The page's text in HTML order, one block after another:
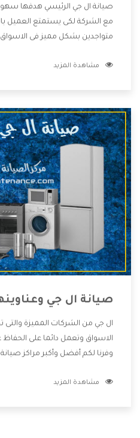
صيانة ال جي الرئيسي هدفها
مع الشركة لكى يستمتع العميل
متواجدين بشكل مميز فى
الشركة بها والتى تكون منها خدمة
الأسعار التى تكون مناسبة لكثير
مشاهدة المزيد
صيانة ال جي
ال جي من الشركات المميزة
الاسواق وتعمل دائما على
وفرنا لكم أفضل وأكبر مراكز
دون اى ازعاج كما أننا نهتم بكل
مشاهدة المزيد